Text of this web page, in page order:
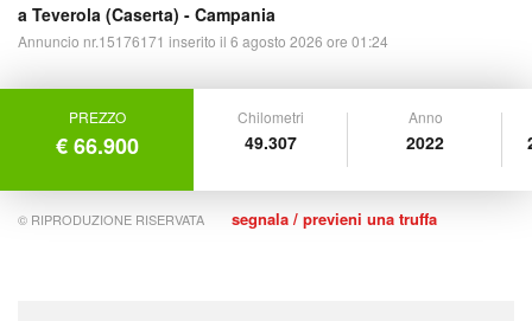
a Teverola (Caserta) - Campania
Annuncio nr.15176171 inserito il 6 agosto 2026 ore 01:24
PREZZO
€ 66.900
Chilometri
49.307
Anno
2022
© RIPRODUZIONE RISERVATA segnala / previeni una truffa